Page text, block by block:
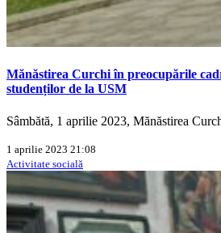
Mănăstirea Curchi în preocupările
studenților de la USM
Sâmbătă, 1 aprilie 2023, Mănăstirea
1 aprilie 2023 21:08
Activitate socială